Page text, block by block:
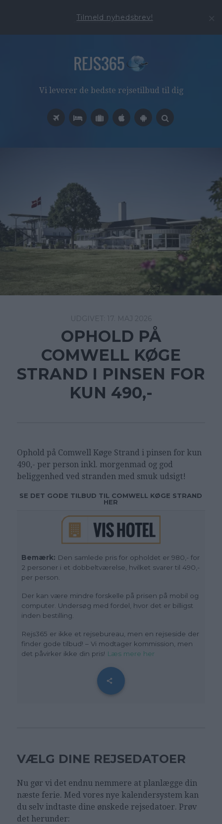
Tilmeld nyhedsbrev!
Vi leverer de bedste rejsetilbud til dig
17. MAJ 2026
OPHOLD PÅ
COMWELL KØGE
STRAND I PINSEN FOR
KUN 490,-
Ophold på Comwell Køge Strand i pinsen for kun
490,- per person inkl. morgenmad og god
beliggenhed ved stranden med smuk udsigt!
SE DET GODE TILBUD TIL COMWELL KØGE STRAND
HER
Bemærk: Den samlede pris for opholdet er 980,- for
2 personer i et dobbeltværelse, hvilket svarer til 490,-
per person.
Der kan være mindre forskelle på prisen på mobil og
computer. Undersøg med fordel, hvor det er billigst
inden bestilling.
Rejs365 er ikke et rejsebureau, men en rejseside der
finder gode tilbud! – Vi modtager kommission, men
det påvirker ikke din pris! Læs mere her
VÆLG DINE REJSEDATOER
Nu gør vi det endnu nemmere at planlægge din
næste ferie. Med vores nye kalendersystem kan
du selv indtaste dine ønskede rejsedatoer. Prøv
det herunder: